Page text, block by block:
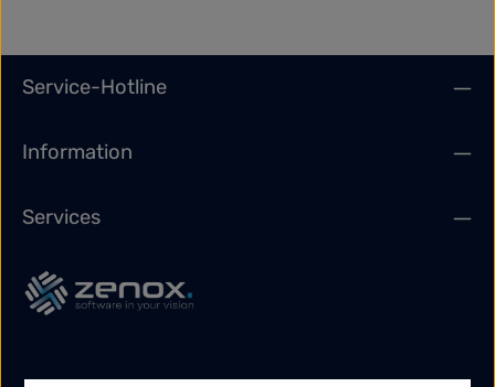
Service-Hotline
Information
Services